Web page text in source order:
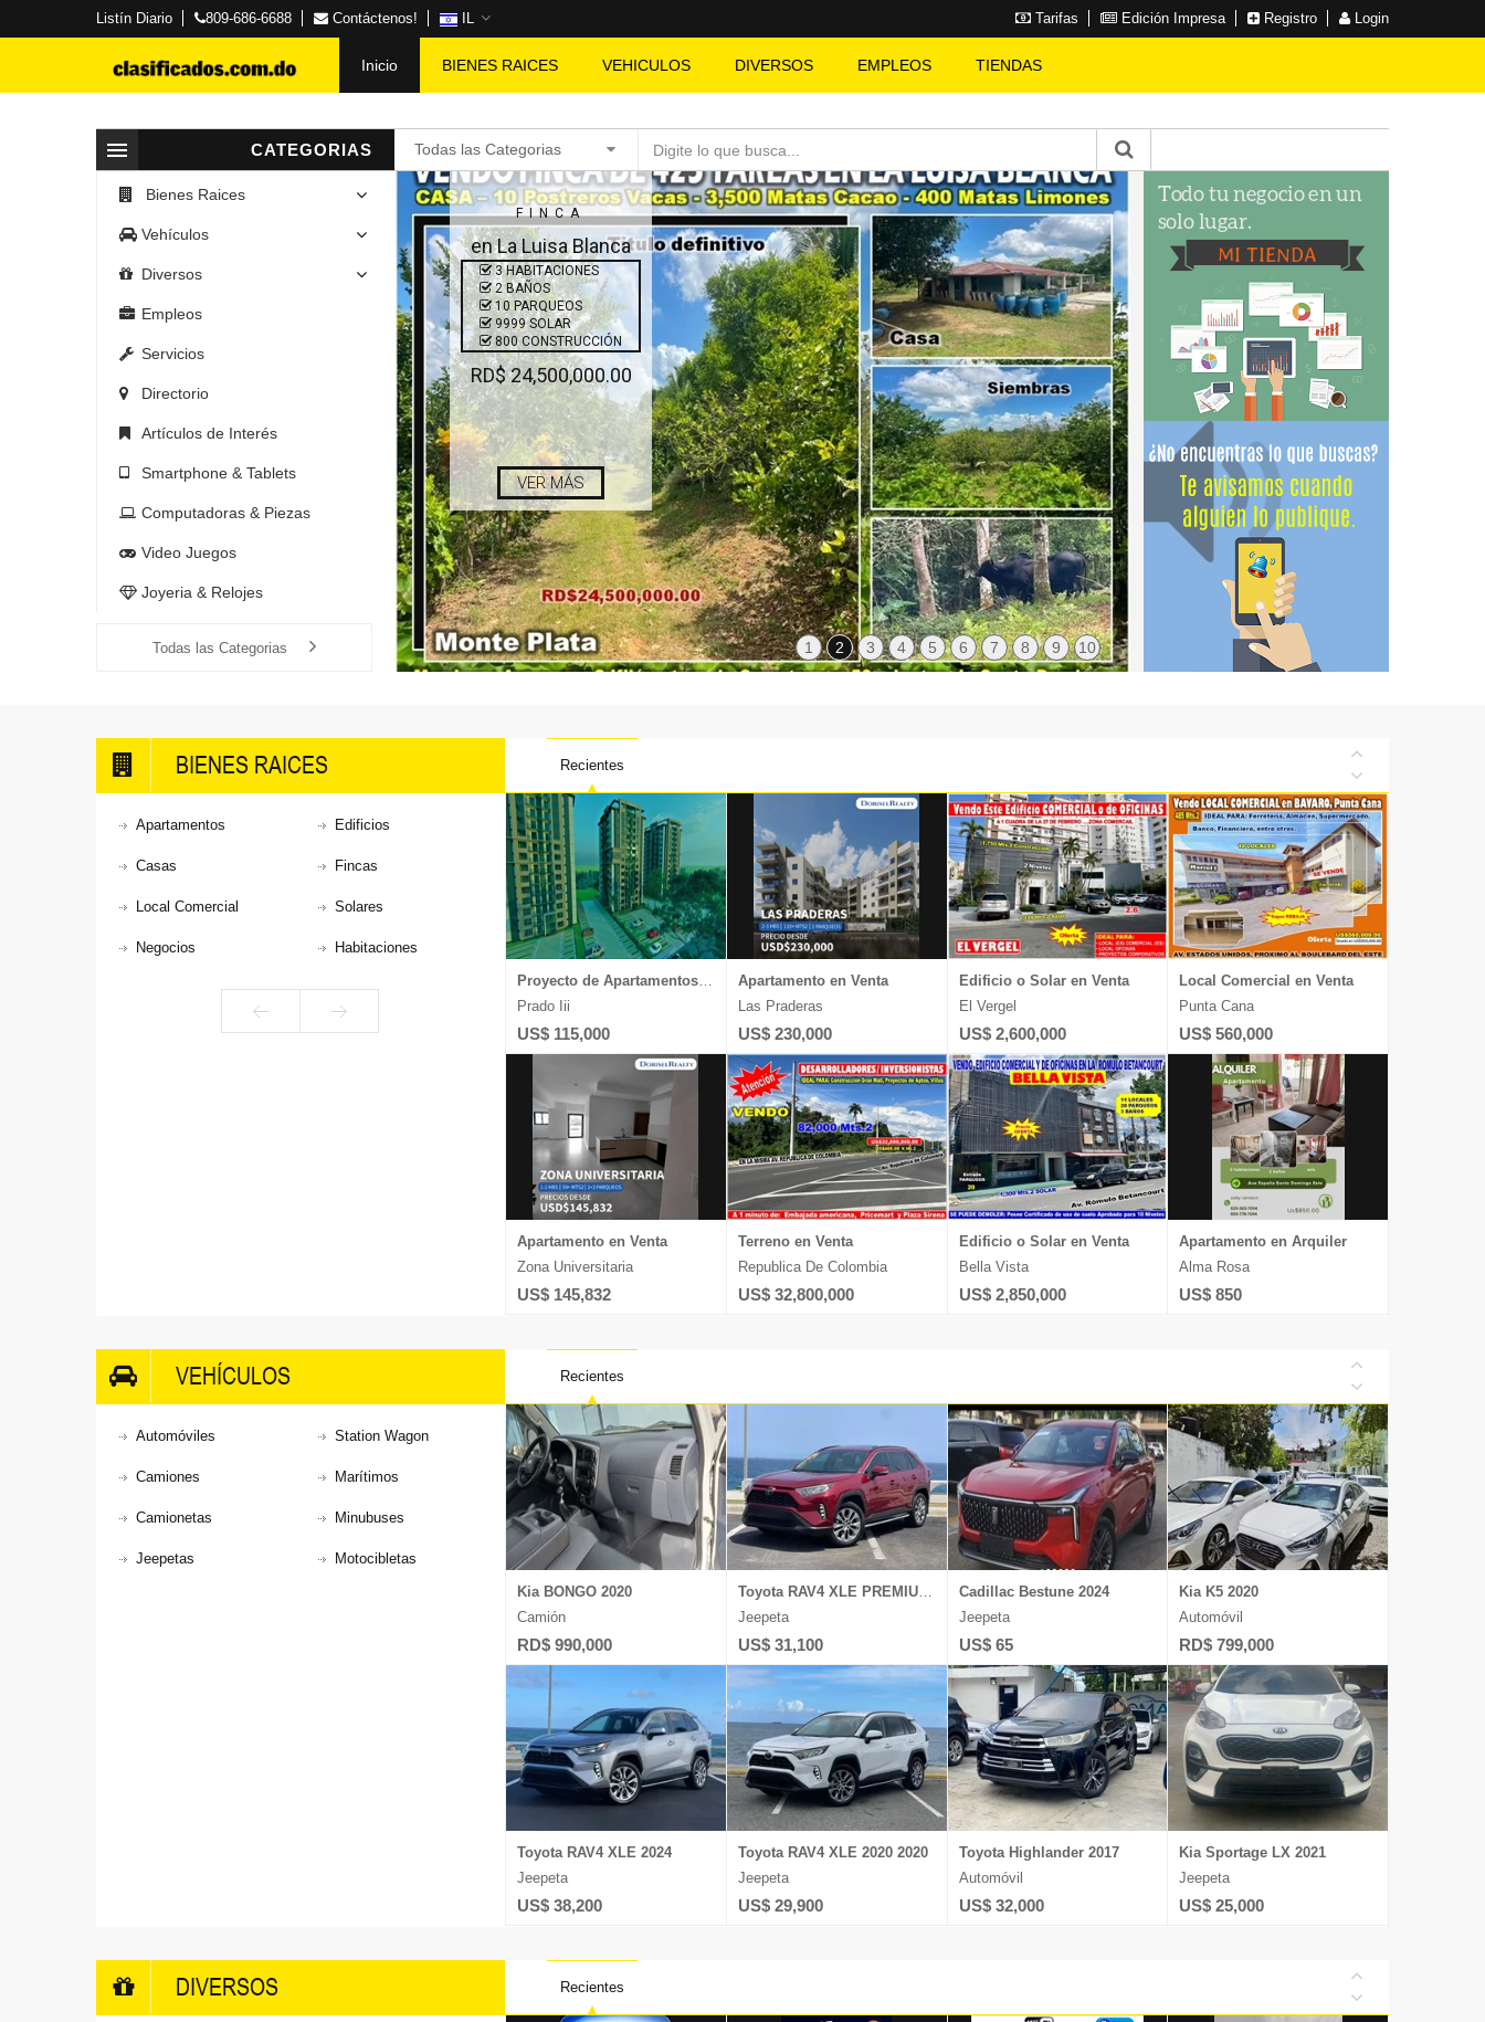
Listín Diario 809-686-6688 Contáctenos! IL Tarifas Edición Impresa Registro Login
Inicio BIENES RAICES VEHICULOS DIVERSOS EMPLEOS TIENDAS
CATEGORIAS Todas las Categorias
Bienes Raices
Vehículos
Diversos
Empleos
Servicios
Directorio
Artículos de Interés
Smartphone & Tablets
Computadoras & Piezas
Video Juegos
Joyeria & Relojes
Todas las Categorias
FINCA
en La Luisa Blanca
3 HABITACIONES
2 BAÑOS
10 PARQUEOS
9999 SOLAR
800 CONSTRUCCIÓN
RD$ 24,500,000.00
VER MÁS
en Cuesta Hermosa Ii
5 BAÑOS
4 PARQUEOS
100 SOLAR
700 CONSTRUCCIÓN
US$ 1,200,000.00
VER MÁS
1 2 3 4 5 6 7 8 9 10
BIENES RAICES Recientes
Apartamentos
Casas
Local Comercial
Negocios
Edificios
Fincas
Solares
Habitaciones
Local oficina
Nave Industrial
Penthouse
Proyectos
Proyecto de Apartamentos en Venta
Prado Iii
US$ 115,000
Apartamento en Venta
Zona Universitaria
US$ 145,832
Apartamento en Venta
Las Praderas
US$ 230,000
Terreno en Venta
Republica De Colombia
US$ 32,800,000
Edificio o Solar en Venta
El Vergel
US$ 2,600,000
Edificio o Solar en Venta
Bella Vista
US$ 2,850,000
Local Comercial en Venta
Punta Cana
US$ 560,000
Apartamento en Arquiler
Alma Rosa
US$ 850
VEHÍCULOS Recientes
Automóviles
Camiones
Camionetas
Jeepetas
Station Wagon
Marítimos
Minubuses
Motocibletas
Kia BONGO 2020
Camión
RD$ 990,000
Toyota RAV4 XLE 2024
Jeepeta
US$ 38,200
Toyota RAV4 XLE PREMIUM 2021
Jeepeta
US$ 31,100
Toyota RAV4 XLE 2020 2020
Jeepeta
US$ 29,900
Cadillac Bestune 2024
Jeepeta
US$ 65
Toyota Highlander 2017
Automóvil
US$ 32,000
Kia K5 2020
Automóvil
RD$ 799,000
Kia Sportage LX 2021
Jeepeta
US$ 25,000
DIVERSOS Recientes